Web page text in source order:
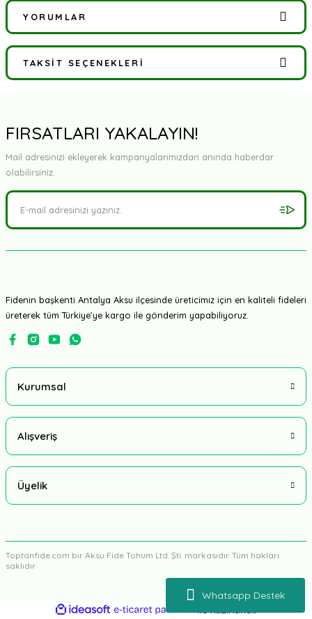
Whatsapp Destek
YORUMLAR
Bu ürüne ilk yorumu siz yapın!
TAKSIT SEÇENEKLERI
FIRSATLARI YAKALAYIN!
Mail adresinizi ekleyerek kampanyalarımızdan anında haberdar
olabilirsiniz.
Fidenin başkenti Antalya Aksu ilçesinde üreticimiz için en kaliteli fideleri
üreterek tüm Türkiye'ye kargo ile gönderim yapabiliyoruz.
Kurumsal
Alışveriş
Üyelik
Toptanfide.com bir Aksu Fide Tohum Ltd. Şti. markasıdır. Tüm hakları
saklıdır
ideasoft